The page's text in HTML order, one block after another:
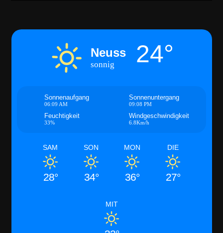
Neuss
sonnig 24°
Sonnenaufgang
06:09 AM
Sonnenuntergang
09:08 PM
Feuchtigkeit
33%
Windgeschwindigkeit
6.8Km/h
SAM
28°
SON
34°
MON
36°
DIE
27°
MIT